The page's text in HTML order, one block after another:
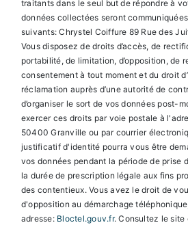
traitants dans le seul but de répondre à
données collectées seront
suivants: Chrystel Coiffure 89 Rue des
Vous disposez de droits d’accès, de
portabilité, de limitation, d’opposition, de
consentement à tout moment et du droit
réclamation auprès d’une autorité de
d’organiser le sort de vos données post-
exercer ces droits par voie postale à
50400 Granville ou par courrier
justificatif d'identité pourra vous être
vos données pendant la période de prise
la durée de prescription légale aux fins
des contentieux. Vous avez le droit de
d'opposition au démarchage
adresse: Bloctel.gouv.fr. Consultez le site